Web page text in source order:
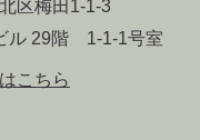
区梅田1-1-3
ル 29階 1-1-1号室
こちら